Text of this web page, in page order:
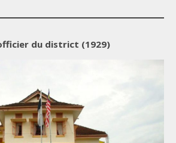
du district (1929)